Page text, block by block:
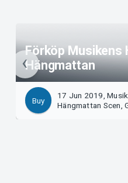
Förköp Musikens
Hängmattan
Buy
17 Jun 2019,
Hängmattan Scen,